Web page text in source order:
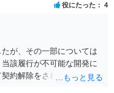
れによるのがよいですが、
は早急には返事をせずに
がよいでしょう。 また、
できますでしょうか？ 法
協議でも問題にできそう
た、返還請求も損害賠償
を出す事は可能でしょう
役にたった 4
が、その一部については
該履行が不可能な開発に
約解除をされた。そこ